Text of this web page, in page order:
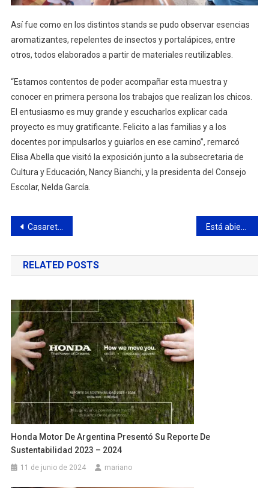
Así fue como en los distintos stands se pudo observar esencias
aromatizantes, repelentes de insectos y portalápices, entre
otros, todos elaborados a partir de materiales reutilizables.
“Estamos contentos de poder acompañar esta muestra y
conocer en primera persona los trabajos que realizan los chicos.
El entusiasmo es muy grande y escucharlos explicar cada
proyecto es muy gratificante. Felicito a las familias y a los
docentes por impulsarlos y guiarlos en ese camino”, remarcó
Elisa Abella que visitó la exposición junto a la subsecretaria de
Cultura y Educación, Nancy Bianchi, y la presidenta del Consejo
Escolar, Nelda García.
Navegación
de
entradas
Casaretto cuestionó el acto de Cristina Fernández y la posición del kirchnerismo
RELATED POSTS
Honda Motor De Argentina Presentó Su Reporte De
Sustentabilidad 2023 – 2024
11 de junio de 2024 mariano